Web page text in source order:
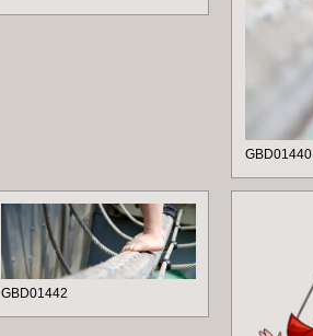
GBD01440
GBD01442